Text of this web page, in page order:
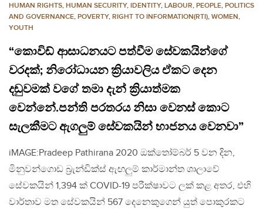
HUMAN RIGHTS, HUMAN SECURITY, IDENTITY, LABOUR, PEOPLE, POLITICS
AND GOVERNANCE, POVERTY, RIGHT TO INFORMATION(RTI), WOMEN,
YOUTH
“කොවිඩ් ආසාධනයට පත්වීම සේවකයින්ගේ
වරදක්; නිරෝධායන ක්‍රියාවලිය ඒකට දෙන
දඬුවමක් වගේ තමා දැන් ක්‍රියාත්මක
වෙන්නේ.පන්ති පරතරය නිසා වෙනස් කොට
සැලකීමට ඇගලුම් සේවකයින් භාජනය වෙනවා”
iMAGE:Pradeep Pathirana 2020 ඔක්තෝම්බර් 5 වන දින,
මිනුවන්ගොඩ බ්‍රැන්ඩික්ස් ඇඟලුම් කාර්මාන්ත ශාලාවේ
සේවකයින් 1,394 ක් COVID-19 පරීක්ෂාවට ලක් කළ අතර, එහි
වාර්තාව මත සේවකයින් 567 දෙනෙකුගෙන් යුත් පොකුරකට